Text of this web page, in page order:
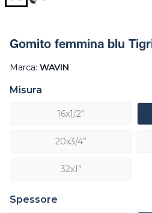
Gomito femmina blu
Marca: WAVIN
Misura
16x1/2”
20x3/4”
32x1”
Spessore